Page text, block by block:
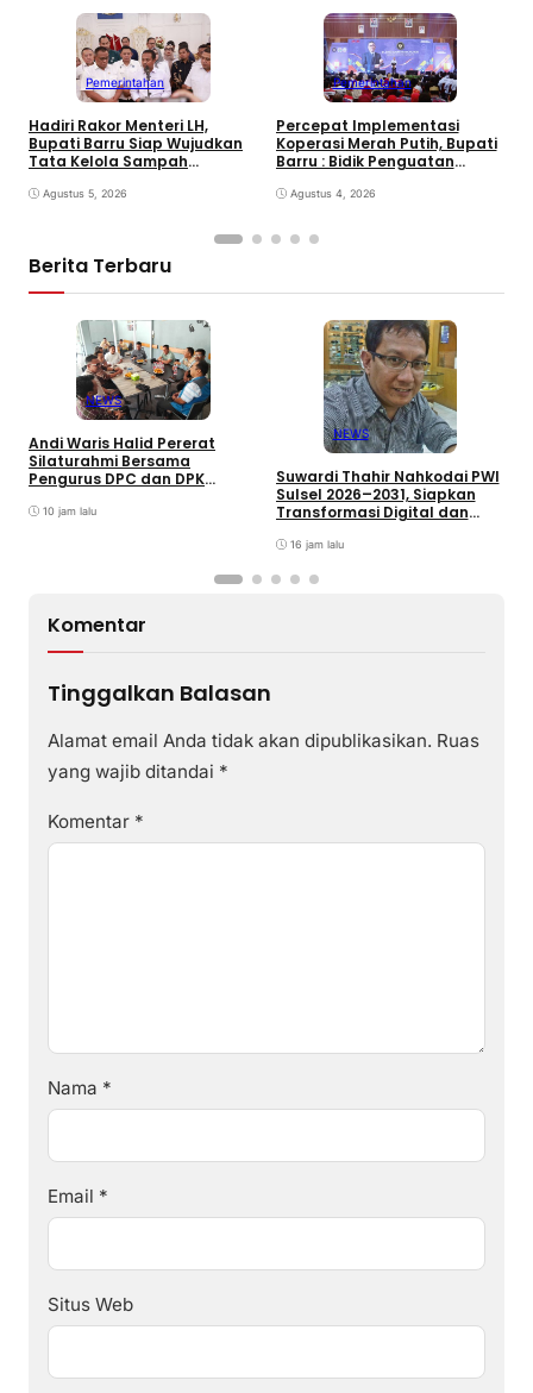
Pemerintahan
Hadiri Rakor Menteri LH,
Bupati Barru Siap Wujudkan
Tata Kelola Sampah
Agustus 5, 2026
Pemerintahan
Percepat Implementasi
Koperasi Merah Putih, Bupati
Barru : Bidik Penguatan
Agustus 4, 2026
Berita Terbaru
NEWS
Andi Waris Halid Pererat
Silaturahmi Bersama
Pengurus DPC dan DPK
10 jam lalu
NEWS
Suwardi Thahir Nahkodai PWI
Sulsel 2026–2031, Siapkan
Transformasi Digital dan
16 jam lalu
Komentar
Tinggalkan Balasan
Alamat email Anda tidak akan dipublikasikan. Ruas
yang wajib ditandai *
Komentar *
Nama *
Email *
Situs Web